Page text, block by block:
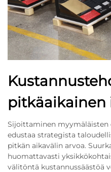
pitkäaikainen
Sijoittaminen myymäläisten
edustaa strategista
pitkän aikavälin arvoa.
huomattavasti
välitöntä kustannussäästöä